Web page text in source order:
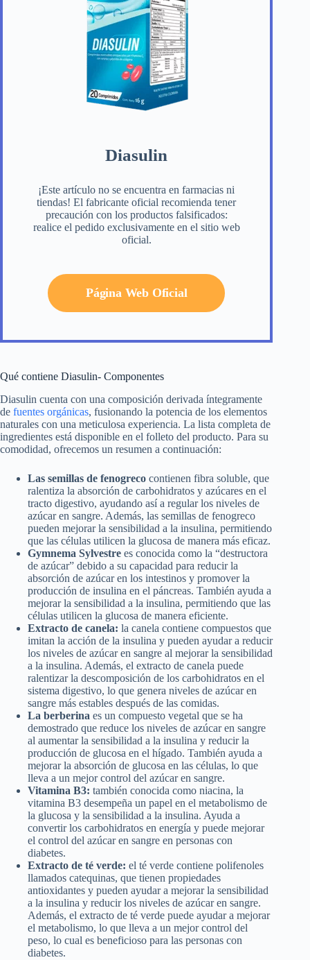
Diasulin
¡Este artículo no se encuentra en farmacias ni
tiendas! El fabricante oficial recomienda tener
precaución con los productos falsificados:
realice el pedido exclusivamente en el sitio web
oficial.
Página Web Oficial
Qué contiene Diasulin- Componentes
Diasulin cuenta con una composición derivada íntegramente
de fuentes orgánicas, fusionando la potencia de los elementos
naturales con una meticulosa experiencia. La lista completa de
ingredientes está disponible en el folleto del producto. Para su
comodidad, ofrecemos un resumen a continuación:
Las semillas de fenogreco contienen fibra soluble, que
ralentiza la absorción de carbohidratos y azúcares en el
tracto digestivo, ayudando así a regular los niveles de
azúcar en sangre. Además, las semillas de fenogreco
pueden mejorar la sensibilidad a la insulina, permitiendo
que las células utilicen la glucosa de manera más eficaz.
Gymnema Sylvestre es conocida como la “destructora
de azúcar” debido a su capacidad para reducir la
absorción de azúcar en los intestinos y promover la
producción de insulina en el páncreas. También ayuda a
mejorar la sensibilidad a la insulina, permitiendo que las
células utilicen la glucosa de manera eficiente.
Extracto de canela: la canela contiene compuestos que
imitan la acción de la insulina y pueden ayudar a reducir
los niveles de azúcar en sangre al mejorar la sensibilidad
a la insulina. Además, el extracto de canela puede
ralentizar la descomposición de los carbohidratos en el
sistema digestivo, lo que genera niveles de azúcar en
sangre más estables después de las comidas.
La berberina es un compuesto vegetal que se ha
demostrado que reduce los niveles de azúcar en sangre
al aumentar la sensibilidad a la insulina y reducir la
producción de glucosa en el hígado. También ayuda a
mejorar la absorción de glucosa en las células, lo que
lleva a un mejor control del azúcar en sangre.
Vitamina B3: también conocida como niacina, la
vitamina B3 desempeña un papel en el metabolismo de
la glucosa y la sensibilidad a la insulina. Ayuda a
convertir los carbohidratos en energía y puede mejorar
el control del azúcar en sangre en personas con
diabetes.
Extracto de té verde: el té verde contiene polifenoles
llamados catequinas, que tienen propiedades
antioxidantes y pueden ayudar a mejorar la sensibilidad
a la insulina y reducir los niveles de azúcar en sangre.
Además, el extracto de té verde puede ayudar a mejorar
el metabolismo, lo que lleva a un mejor control del
peso, lo cual es beneficioso para las personas con
diabetes.